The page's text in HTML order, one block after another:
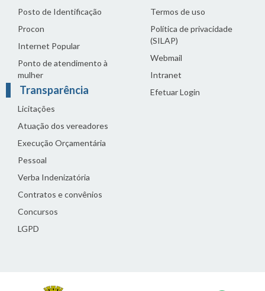
Posto de Identificação
Procon
Internet Popular
Ponto de atendimento à
mulher
Transparência
Licitações
Atuação dos vereadores
Execução Orçamentária
Pessoal
Verba Indenizatória
Contratos e convênios
Concursos
LGPD
Termos de uso
Política de privacidade
(SILAP)
Webmail
Intranet
Efetuar Login